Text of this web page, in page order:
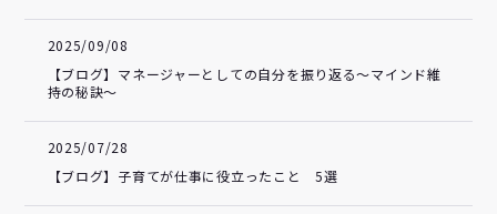
2025/09/08
【ブログ】マネージャーとしての自分を振り返る～マインド維
持の秘訣～
2025/07/28
【ブログ】子育てが仕事に役立ったこと 5選